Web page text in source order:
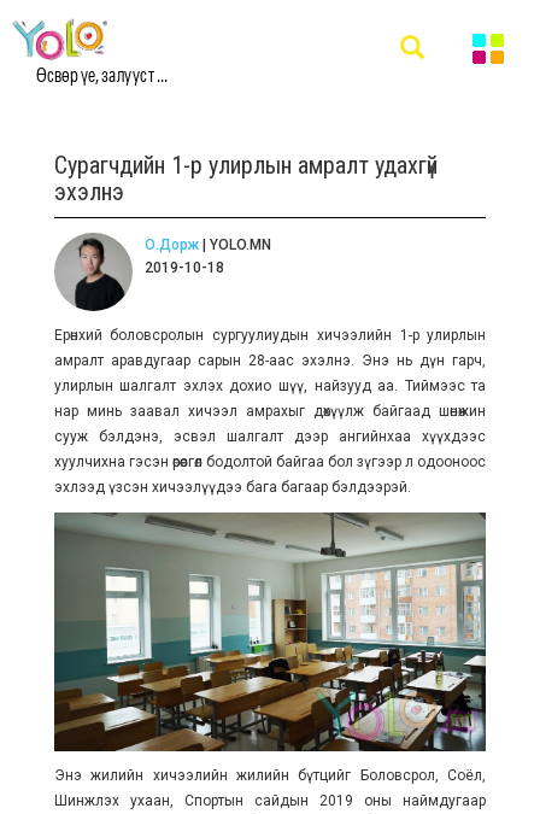
Өсвөр үе, залууст ...
Сурагчдийн 1-р улирлын амралт удахгүй
эхэлнэ
О.Дорж| YOLO.MN
2019-10-18
Ерөнхий боловсролын сургуулиудын хичээлийн 1-р улирлын
амралт аравдугаар сарын 28-аас эхэлнэ. Энэ нь дүн гарч,
улирлын шалгалт эхлэх дохио шүү, найзууд аа. Тиймээс та
нар минь заавал хичээл амрахыг дөхүүлж байгаад шөнөжин
сууж бэлдэнэ, эсвэл шалгалт дээр ангийнхаа хүүхдээс
хуулчихна гэсэн өрөөсгөл бодолтой байгаа бол зүгээр л одооноос
эхлээд үзсэн хичээлүүдээ бага багаар бэлдээрэй.
Энэ жилийн хичээлийн жилийн бүтцийг Боловсрол, Соёл,
Шинжлэх ухаан, Спортын сайдын 2019 оны наймдугаар